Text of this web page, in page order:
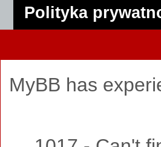
Polityka
MyBB has